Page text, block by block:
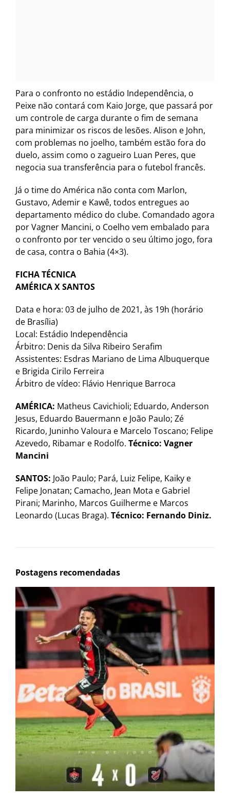
Para o confronto no estádio Independência, o
Peixe não contará com Kaio Jorge, que passará por
um controle de carga durante o fim de semana
para minimizar os riscos de lesões. Alison e John,
com problemas no joelho, também estão fora do
duelo, assim como o zagueiro Luan Peres, que
negocia sua transferência para o futebol francês.
Já o time do América não conta com Marlon,
Gustavo, Ademir e Kawê, todos entregues ao
departamento médico do clube. Comandado agora
por Vagner Mancini, o Coelho vem embalado para
o confronto por ter vencido o seu último jogo, fora
de casa, contra o Bahia (4×3).
FICHA TÉCNICA
AMÉRICA X SANTOS
Data e hora: 03 de julho de 2021, às 19h (horário
de Brasília)
Local: Estádio Independência
Árbitro: Denis da Silva Ribeiro Serafim
Assistentes: Esdras Mariano de Lima Albuquerque
e Brigida Cirilo Ferreira
Árbitro de vídeo: Flávio Henrique Barroca
AMÉRICA: Matheus Cavichioli; Eduardo, Anderson
Jesus, Eduardo Bauermann e João Paulo; Zé
Ricardo, Juninho Valoura e Marcelo Toscano; Felipe
Azevedo, Ribamar e Rodolfo. Técnico: Vagner
Mancini
SANTOS: João Paulo; Pará, Luiz Felipe, Kaiky e
Felipe Jonatan; Camacho, Jean Mota e Gabriel
Pirani; Marinho, Marcos Guilherme e Marcos
Leonardo (Lucas Braga). Técnico: Fernando Diniz.
Postagens recomendadas